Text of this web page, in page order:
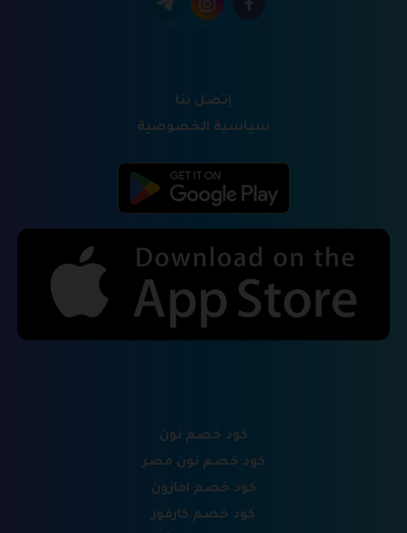
إتصل بنا
سياسية الخصوصية
كود خصم نون
كود خصم نون مصر
كود خصم امازون
كود خصم كارفور